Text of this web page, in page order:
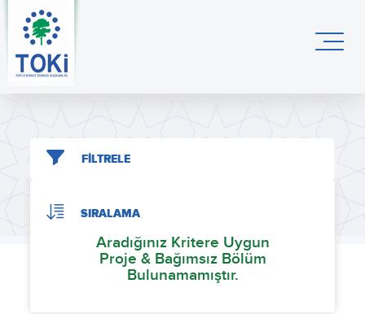
FİLTRELE
SIRALAMA
Aradığınız Kritere Uygun
Proje & Bağımsız Bölüm
Bulunamamıştır.